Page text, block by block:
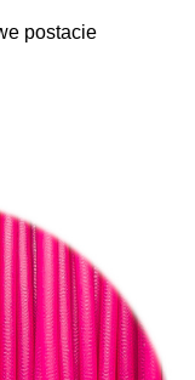
postacie